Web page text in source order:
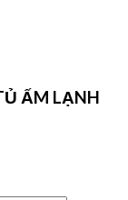
ẤM LẠNH